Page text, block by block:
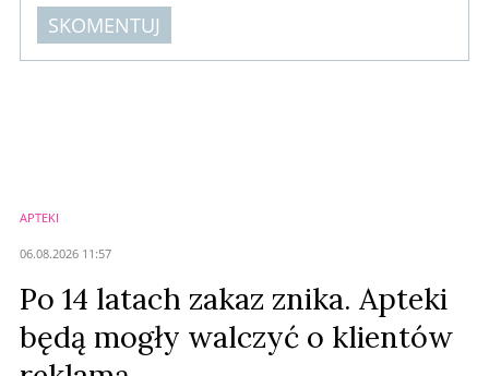
SKOMENTUJ
APTEKI
06.08.2026 11:57
Po 14 latach zakaz znika. Apteki
będą mogły walczyć o klientów